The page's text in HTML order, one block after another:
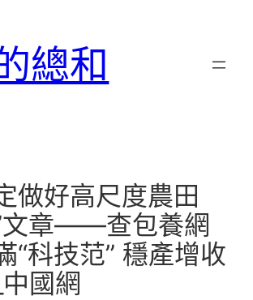
總和
做好高尺度農田
文章——查包養網
“科技范” 穩產增收
國網